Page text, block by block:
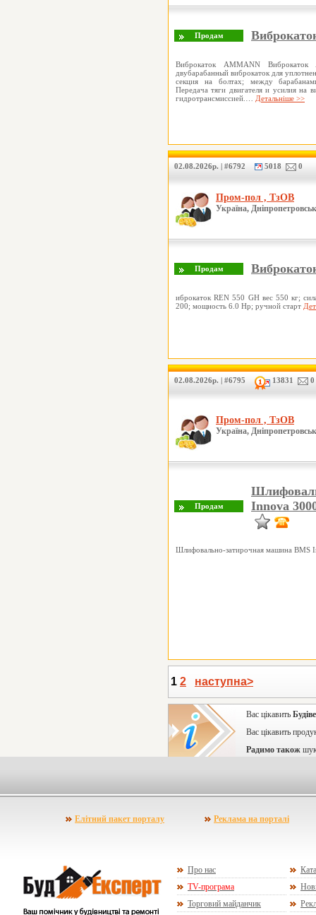
Виброкаток AMMANN
двубарабанный виброкаток для
секция на болтах; между
Передача тяги двигателя и усилия на
гидротрансмиссией.… Детальніше >>
02.08.2026р. | #6792 5018 0
Пром-пол , ТзОВ
Україна,
иброкаток REN 550 GH вес 550 кг;
200; мощность 6.0 Hp; ручной старт
02.08.2026р. | #6795 13831 0
Пром-пол , ТзОВ
Україна,
Innova
Шлифовально-затирочная машина BMS
1 2 наступна>
Вас цікавить
Вас цікавить
Радимо також
Елітний пакет порталу Реклама на порталі
Про нас
TV-програма
Торговий майданчик